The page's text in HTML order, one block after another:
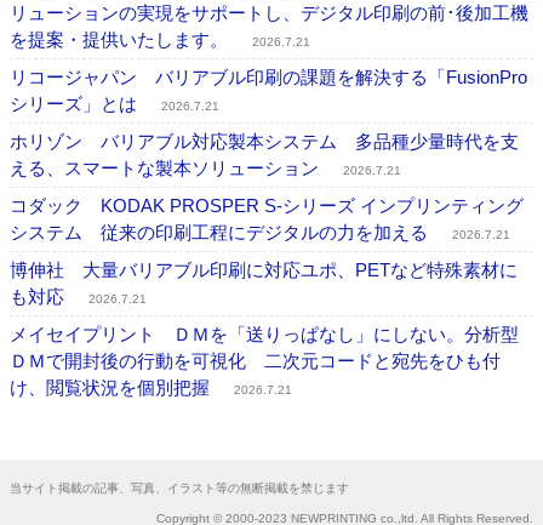
リューションの実現をサポートし、デジタル印刷の前･後加工機
を提案・提供いたします。
2026.7.21
リコージャパン バリアブル印刷の課題を解決する「FusionPro
シリーズ」とは
2026.7.21
ホリゾン バリアブル対応製本システム 多品種少量時代を支
える、スマートな製本ソリューション
2026.7.21
コダック KODAK PROSPER S-シリーズ インプリンティング
システム 従来の印刷工程にデジタルの力を加える
2026.7.21
博伸社 大量バリアブル印刷に対応ユポ、PETなど特殊素材に
も対応
2026.7.21
メイセイプリント ＤＭを「送りっぱなし」にしない。分析型
ＤＭで開封後の行動を可視化 二次元コードと宛先をひも付
け、閲覧状況を個別把握
2026.7.21
当サイト掲載の記事、写真、イラスト等の無断掲載を禁じます
Copyright © 2000-2023 NEWPRINTING co.,ltd. All Rights Reserved.